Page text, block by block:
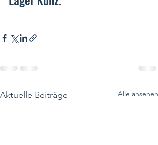
Aktuelle Beiträge Alle ansehen